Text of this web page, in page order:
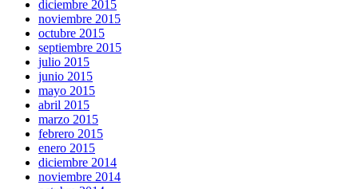
diciembre 2015
noviembre 2015
octubre 2015
septiembre 2015
julio 2015
junio 2015
mayo 2015
abril 2015
marzo 2015
febrero 2015
enero 2015
diciembre 2014
noviembre 2014